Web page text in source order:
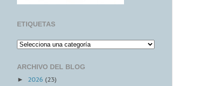
ETIQUETAS
ARCHIVO DEL BLOG
► 2026 (23)